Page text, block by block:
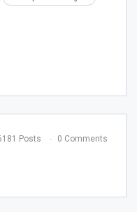
Posts 0 Comments